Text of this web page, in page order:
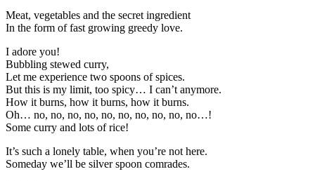
Meat, vegetables and the secret ingredient
In the form of fast growing greedy love.
I adore you!
Bubbling stewed curry,
Let me experience two spoons of spices.
But this is my limit, too spicy… I can’t anymore.
How it burns, how it burns, how it burns.
Oh… no, no, no, no, no, no, no, no, no, no…!
Some curry and lots of rice!
It’s such a lonely table, when you’re not here.
Someday we’ll be silver spoon comrades.